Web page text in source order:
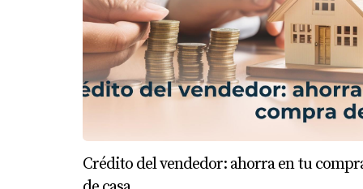
Aprovechar al máximo el espacio
Combinar diferentes tipos de
Planificar cuidadosamente el
PREGUNTAS
Un kit home es una casa pre-diseñada que
económica y rápida para quienes buscan
Crédito del vendedor: ahorra en tu